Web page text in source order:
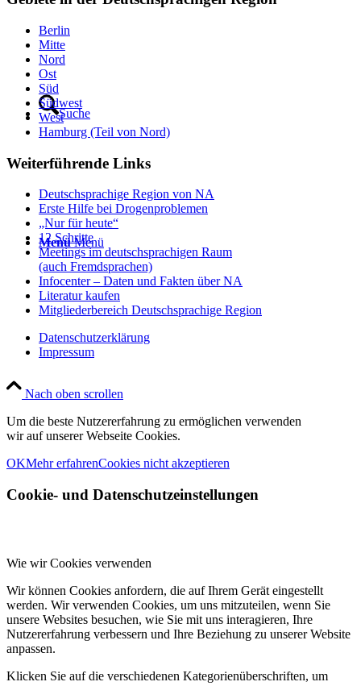
Suche
Menü Menü
Berlin
Mitte
Nord
Ost
Süd
Südwest
West
Hamburg (Teil von Nord)
Weiterführende Links
Deutschsprachige Region von NA
Erste Hilfe bei Drogenproblemen
„Nur für heute“
12 Schritte
Meetings im deutschsprachigen Raum
(auch Fremdsprachen)
Infocenter – Daten und Fakten über NA
Literatur kaufen
Mitgliederbereich Deutschsprachige Region
Datenschutzerklärung
Impressum
Nach oben scrollen
Um die beste Nutzererfahrung zu ermöglichen verwenden
wir auf unserer Webseite Cookies.
OKMehr erfahrenCookies nicht akzeptieren
Cookie- und Datenschutzeinstellungen
Wie wir Cookies verwenden
Wir können Cookies anfordern, die auf Ihrem Gerät eingestellt
werden. Wir verwenden Cookies, um uns mitzuteilen, wenn Sie
unsere Websites besuchen, wie Sie mit uns interagieren, Ihre
Nutzererfahrung verbessern und Ihre Beziehung zu unserer Website
anpassen.
Klicken Sie auf die verschiedenen Kategorienüberschriften, um